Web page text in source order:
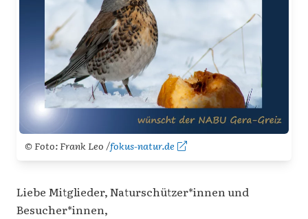
© Foto: Frank Leo /fokus-natur.de
Liebe Mitglieder, Naturschützer*innen und
Besucher*innen,